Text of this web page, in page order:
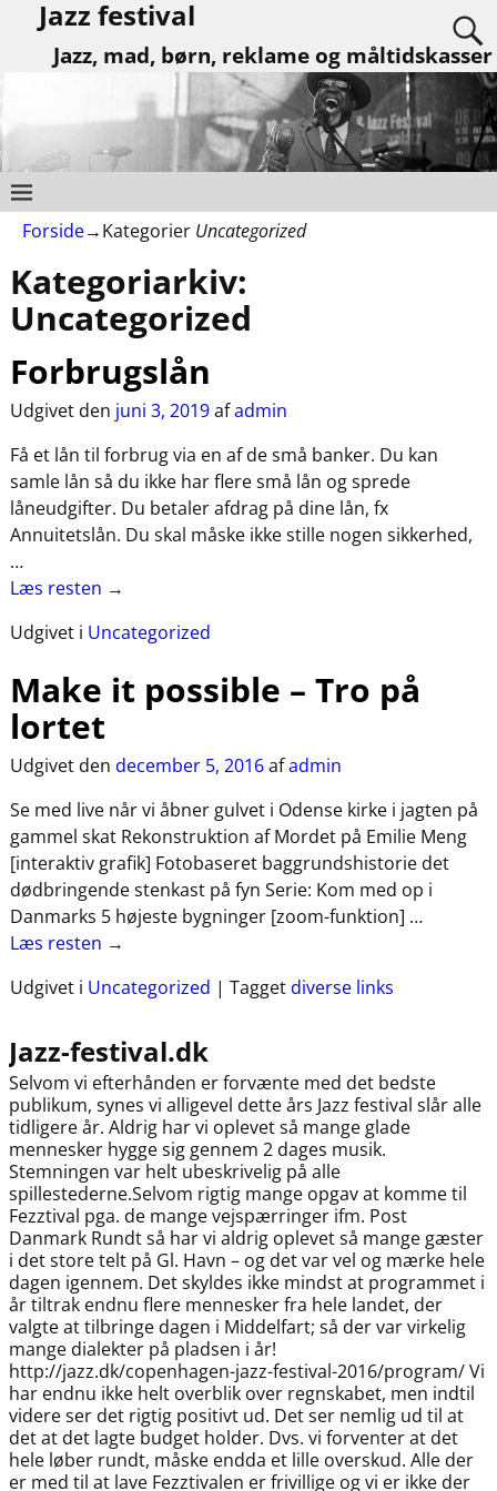
Jazz festival
Jazz, mad, børn, reklame og måltidskasser
Forside→Kategorier Uncategorized
Kategoriarkiv:
Uncategorized
Forbrugslån
Udgivet den juni 3, 2019afadmin
Få et lån til forbrug via en af de små banker. Du kan
samle lån så du ikke har flere små lån og sprede
låneudgifter. Du betaler afdrag på dine lån, fx
Annuitetslån. Du skal måske ikke stille nogen sikkerhed,
…
Læs resten →
Udgivet i Uncategorized
Make it possible – Tro på
lortet
Udgivet den december 5, 2016afadmin
Se med live når vi åbner gulvet i Odense kirke i jagten på
gammel skat Rekonstruktion af Mordet på Emilie Meng
[interaktiv grafik] Fotobaseret baggrundshistorie det
dødbringende stenkast på fyn Serie: Kom med op i
Danmarks 5 højeste bygninger [zoom-funktion] …
Læs resten →
Udgivet i Uncategorized | Taggetdiverse links
Jazz-festival.dk
Selvom vi efterhånden er forvænte med det bedste
publikum, synes vi alligevel dette års Jazz festival slår alle
tidligere år. Aldrig har vi oplevet så mange glade
mennesker hygge sig gennem 2 dages musik.
Stemningen var helt ubeskrivelig på alle
spillestederne.Selvom rigtig mange opgav at komme til
Fezztival pga. de mange vejspærringer ifm. Post
Danmark Rundt så har vi aldrig oplevet så mange gæster
i det store telt på Gl. Havn – og det var vel og mærke hele
dagen igennem. Det skyldes ikke mindst at programmet i
år tiltrak endnu flere mennesker fra hele landet, der
valgte at tilbringe dagen i Middelfart; så der var virkelig
mange dialekter på pladsen i år!
http://jazz.dk/copenhagen-jazz-festival-2016/program/ Vi
har endnu ikke helt overblik over regnskabet, men indtil
videre ser det rigtig positivt ud. Det ser nemlig ud til at
det at det lagte budget holder. Dvs. vi forventer at det
hele løber rundt, måske endda et lille overskud. Alle der
er med til at lave Fezztivalen er frivillige og vi er ikke der